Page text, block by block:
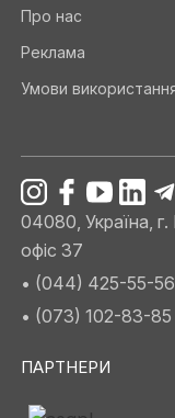
Про нас
Реклама
Умови
04080, Україна, г.
офіс 37
• (044) 425-55-56
• (073) 102-83-85
ПАРТНЕРИ